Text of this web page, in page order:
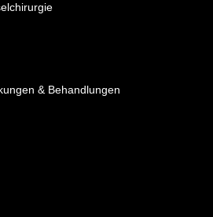
& Behandlungen